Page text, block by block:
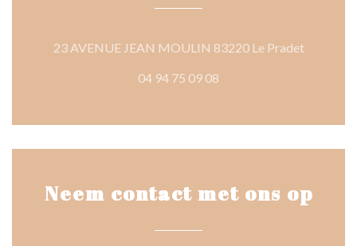
23 AVENUE JEAN MOULIN 83220 Le Pradet((opent
04 94 75 09 08
Neem contact met ons op